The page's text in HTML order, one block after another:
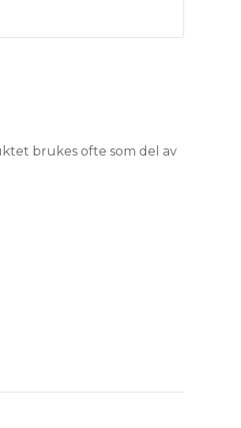
brukes ofte som del av